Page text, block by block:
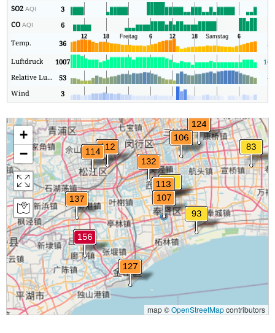
SO2AQI 3
COAQI 6
Temp.
36
26
Luftdruck
1007
Relative Luftfeuchtigkeit
53
41
Wind
3
+
−
map ©OpenStreetMapcontributors